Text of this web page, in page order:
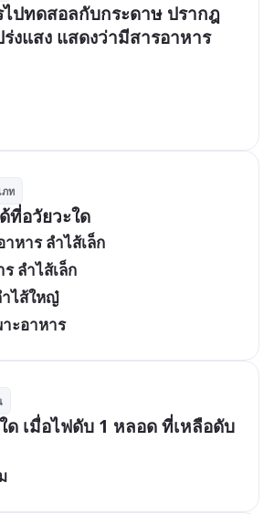
ไปทดสอลกับกระดาษ ปรากฎ
งแสง แสดงว่ามีสารอาหาร
ภท
ที่อวัยวะใด
าหาร ลำไส้เล็ก
ลำไส้เล็ก
ำไส้ใหญ๋
ะอาหาร
ด เมื่อไฟดับ 1 หลอด ที่เหลือดับ